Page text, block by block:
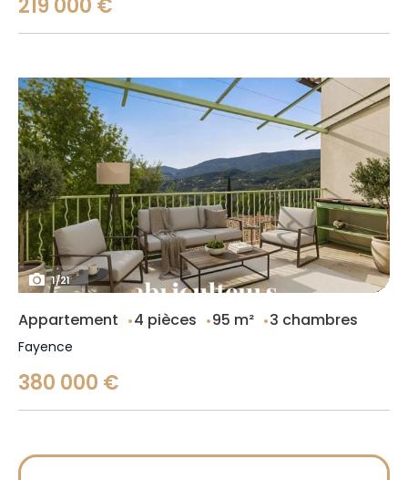
219 000 €
1/21
Appartement 4 pièces 95 m² 3 chambres
Fayence
380 000 €